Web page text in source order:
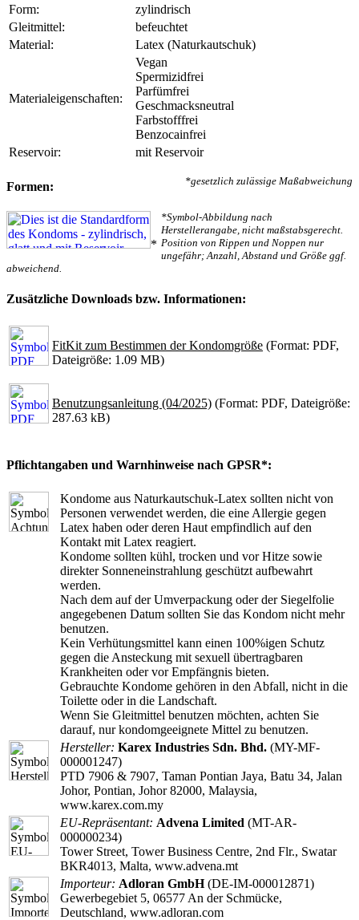
Form:
zylindrisch
Gleitmittel:
befeuchtet
Material:
Latex (Naturkautschuk)
Materialeigenschaften:
Vegan
Spermizidfrei
Parfümfrei
Geschmacksneutral
Farbstofffrei
Benzocainfrei
Reservoir:
mit Reservoir
*gesetzlich zulässige Maßabweichung
Formen:
*
*Symbol-Abbildung nach
Herstellerangabe, nicht maßstabsgerecht.
Position von Rippen und Noppen nur
ungefähr; Anzahl, Abstand und Größe ggf.
abweichend.
Zusätzliche Downloads bzw. Informationen:
FitKit zum Bestimmen der Kondomgröße (Format: PDF,
Dateigröße: 1.09 MB)
Benutzungsanleitung (04/2025) (Format: PDF, Dateigröße:
287.63 kB)
Pflichtangaben und Warnhinweise nach GPSR*:
Kondome aus Naturkautschuk-Latex sollten nicht von
Personen verwendet werden, die eine Allergie gegen
Latex haben oder deren Haut empfindlich auf den
Kontakt mit Latex reagiert.
Kondome sollten kühl, trocken und vor Hitze sowie
direkter Sonneneinstrahlung geschützt aufbewahrt
werden.
Nach dem auf der Umverpackung oder der Siegelfolie
angegebenen Datum sollten Sie das Kondom nicht mehr
benutzen.
Kein Verhütungsmittel kann einen 100%igen Schutz
gegen die Ansteckung mit sexuell übertragbaren
Krankheiten oder vor Empfängnis bieten.
Gebrauchte Kondome gehören in den Abfall, nicht in die
Toilette oder in die Landschaft.
Wenn Sie Gleitmittel benutzen möchten, achten Sie
darauf, nur kondomgeeignete Mittel zu benutzen.
Hersteller: Karex Industries Sdn. Bhd. (MY-MF-
000001247)
PTD 7906 & 7907, Taman Pontian Jaya, Batu 34, Jalan
Johor, Pontian, Johor 82000, Malaysia,
www.karex.com.my
EU-Repräsentant: Advena Limited (MT-AR-
000000234)
Tower Street, Tower Business Centre, 2nd Flr., Swatar
BKR4013, Malta, www.advena.mt
Importeur: Adloran GmbH(DE-IM-000012871)
Gewerbegebiet 5, 06577 An der Schmücke,
Deutschland, www.adloran.com